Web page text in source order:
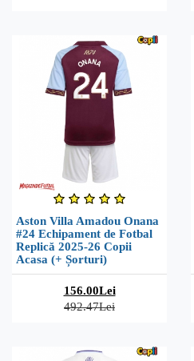
Aston Villa Amadou Onana
#24 Echipament de Fotbal
Replică 2025-26 Copii
Acasa (+ Șorturi)
156.00Lei
492.47Lei